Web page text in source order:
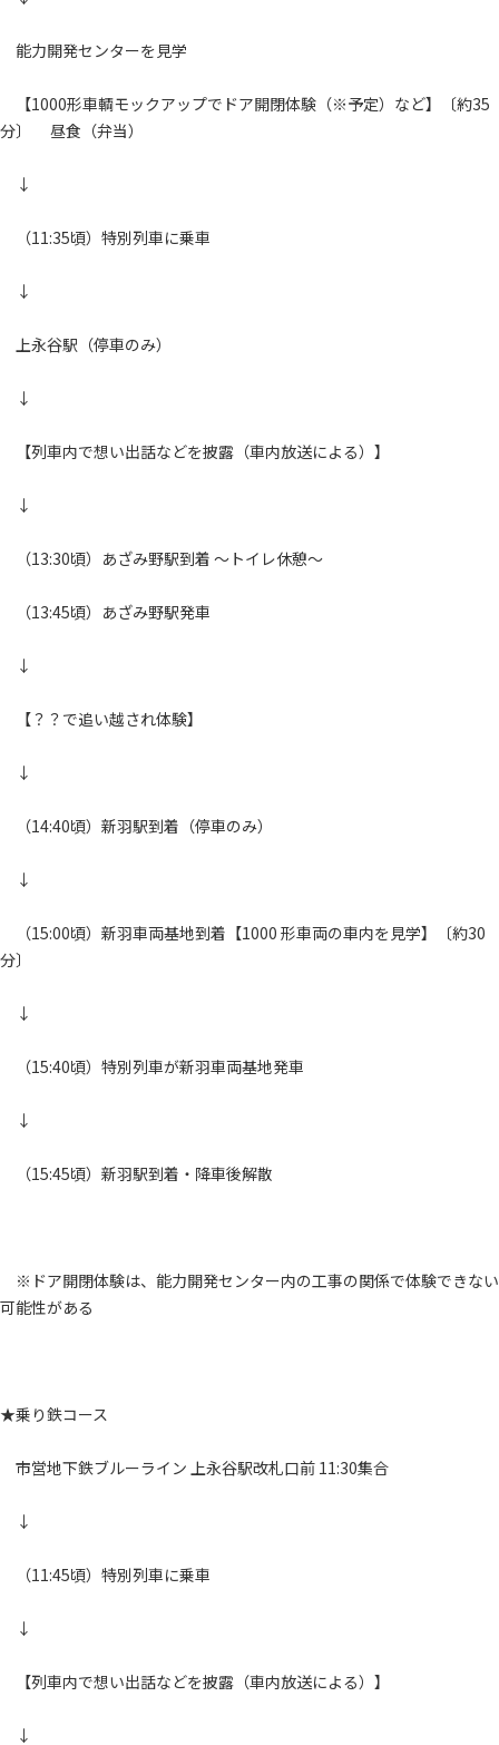
能力開発センターを見学
【1000形車輌モックアップでドア開閉体験（※予定）など】〔約35
分〕 昼食（弁当）
↓
（11:35頃）特別列車に乗車
↓
上永谷駅（停車のみ）
↓
【列車内で想い出話などを披露（車内放送による）】
↓
（13:30頃）あざみ野駅到着 ～トイレ休憩～
（13:45頃）あざみ野駅発車
↓
【？？で追い越され体験】
↓
（14:40頃）新羽駅到着（停車のみ）
↓
（15:00頃）新羽車両基地到着【1000 形車両の車内を見学】〔約30
分〕
↓
（15:40頃）特別列車が新羽車両基地発車
↓
（15:45頃）新羽駅到着・降車後解散
※ドア開閉体験は、能力開発センター内の工事の関係で体験できない
可能性がある
★乗り鉄コース
市営地下鉄ブルーライン 上永谷駅改札口前 11:30集合
↓
（11:45頃）特別列車に乗車
↓
【列車内で想い出話などを披露（車内放送による）】
↓